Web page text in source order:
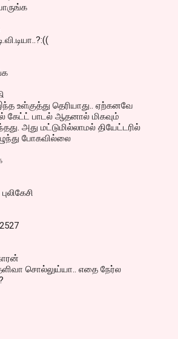
உள்குத்து தெரியாது.. ஏற்கனவே
கேட்ட் பாடல் ஆதனால் மிகவும்
அது மட்டுமில்லாமல் தியேட்டரில்
போகவில்லை
சொல்லுய்யா.. எதை நேர்ல